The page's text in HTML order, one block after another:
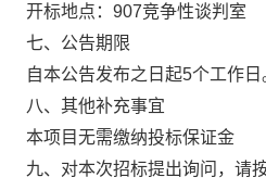
开标地点： 907竞争性谈判室
七、公告期限
自本公告发布之日起5个工作日
八、其他补充事宜
本项目无需缴纳投标保证金
九、对本次招标提出询问，请